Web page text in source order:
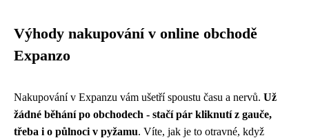
Výhody nakupování v online obchodě
Expanzo
Nakupování v Expanzu vám ušetří spoustu času a nervů. Už
žádné běhání po obchodech - stačí pár kliknutí z gauče,
třeba i o půlnoci v pyžamu. Víte, jak je to otravné, když